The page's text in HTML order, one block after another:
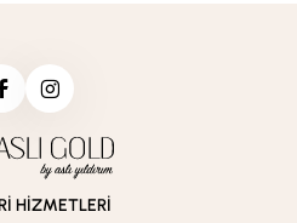
HİZMETLERİ